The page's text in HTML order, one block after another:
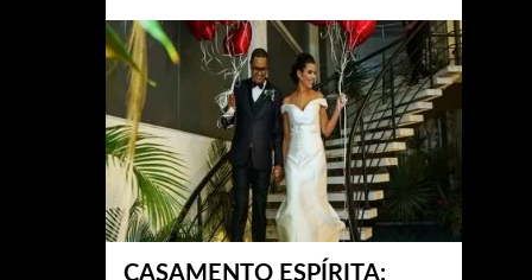
CASAMENTO ESPÍRITA: